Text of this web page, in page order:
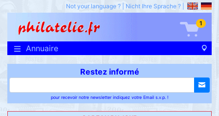
Not your language ? Nicht Ihre Sprache ?
1
Annuaire
Restez informé
pour recevoir notre newsletter indiquez votre Email s.v.p. !